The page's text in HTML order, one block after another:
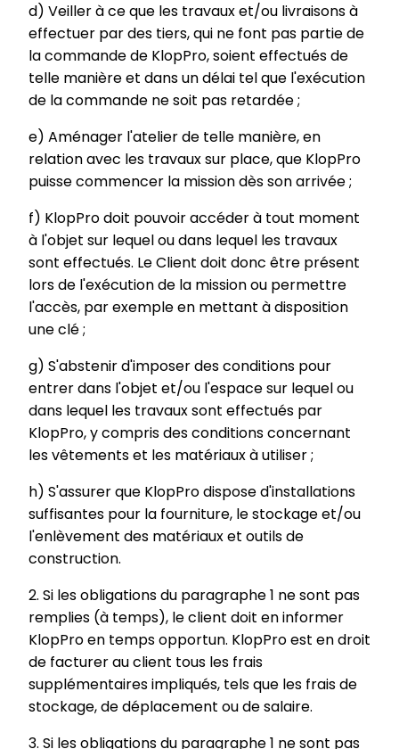
d) Veiller à ce que les travaux et/ou livraisons à
effectuer par des tiers, qui ne font pas partie de
la commande de KlopPro, soient effectués de
telle manière et dans un délai tel que l'exécution
de la commande ne soit pas retardée ;
e) Aménager l'atelier de telle manière, en
relation avec les travaux sur place, que KlopPro
puisse commencer la mission dès son arrivée ;
f) KlopPro doit pouvoir accéder à tout moment
à l'objet sur lequel ou dans lequel les travaux
sont effectués. Le Client doit donc être présent
lors de l'exécution de la mission ou permettre
l'accès, par exemple en mettant à disposition
une clé ;
g) S'abstenir d'imposer des conditions pour
entrer dans l'objet et/ou l'espace sur lequel ou
dans lequel les travaux sont effectués par
KlopPro, y compris des conditions concernant
les vêtements et les matériaux à utiliser ;
h) S'assurer que KlopPro dispose d'installations
suffisantes pour la fourniture, le stockage et/ou
l'enlèvement des matériaux et outils de
construction.
2. Si les obligations du paragraphe 1 ne sont pas
remplies (à temps), le client doit en informer
KlopPro en temps opportun. KlopPro est en droit
de facturer au client tous les frais
supplémentaires impliqués, tels que les frais de
stockage, de déplacement ou de salaire.
3. Si les obligations du paragraphe 1 ne sont pas